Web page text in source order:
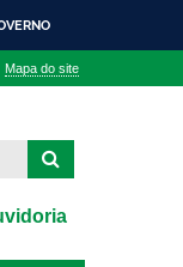
Mapa do site